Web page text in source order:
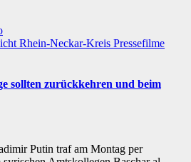
Rhein-Neckar-Kreis Pressefilme
sollten zurückkehren und beim
Putin traf am Montag per